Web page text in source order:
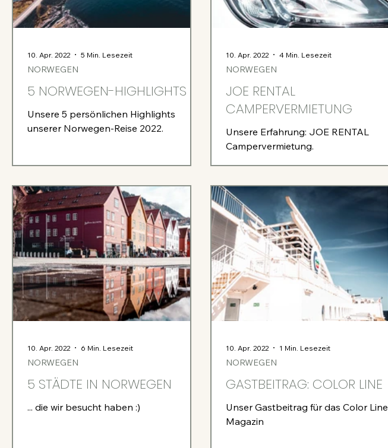
5 NORWEGEN-HIGHLIGHTS
Unsere 5 persönlichen Highlights
unserer Norwegen-Reise 2022.
NORWEGEN
10. Apr. 2022 5 Min. Lesezeit
JOE RENTAL
CAMPERVERMIETUNG
Unsere Erfahrung: JOE RENTAL
Campervermietung.
NORWEGEN
10. Apr. 2022 4 Min. Lesezeit
5 STÄDTE IN NORWEGEN
... die wir besucht haben :)
NORWEGEN
10. Apr. 2022 6 Min. Lesezeit
GASTBEITRAG: COLOR LINE
Unser Gastbeitrag für das Color Line
Magazin
NORWEGEN
10. Apr. 2022 1 Min. Lesezeit